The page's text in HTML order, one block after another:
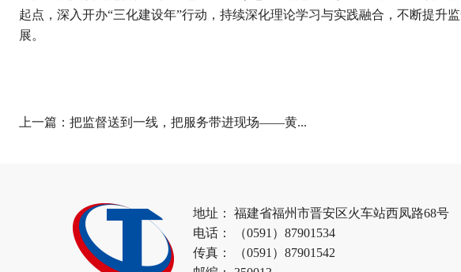
起点，深入开办“三化建设年”行动，持续深化理论学习与实践融合，不断提
展。
上一篇： 把监督送到一线，把服务带进现场——黄...
地址： 福建省福州市晋安区火车站西凤路68号
电话： （0591）87901534
传真： （0591）87901542